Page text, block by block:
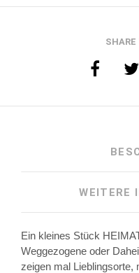
WEITERE
Ein kleines Stück
Weggezogene oder
zeigen mal Lieblingsorte,